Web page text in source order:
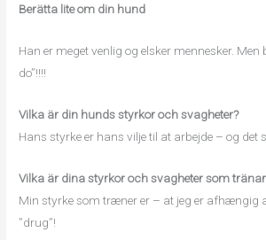
Berätta lite om din hund
Han er meget venlig og elsker mennesker. Men
do”!!!!
Vilka är din hunds styrkor och svagheter?
Hans styrke er hans vilje til at arbejde – og det
Vilka är dina styrkor och svagheter som
Min styrke som træner er – at jeg er afhængig
”drug”!